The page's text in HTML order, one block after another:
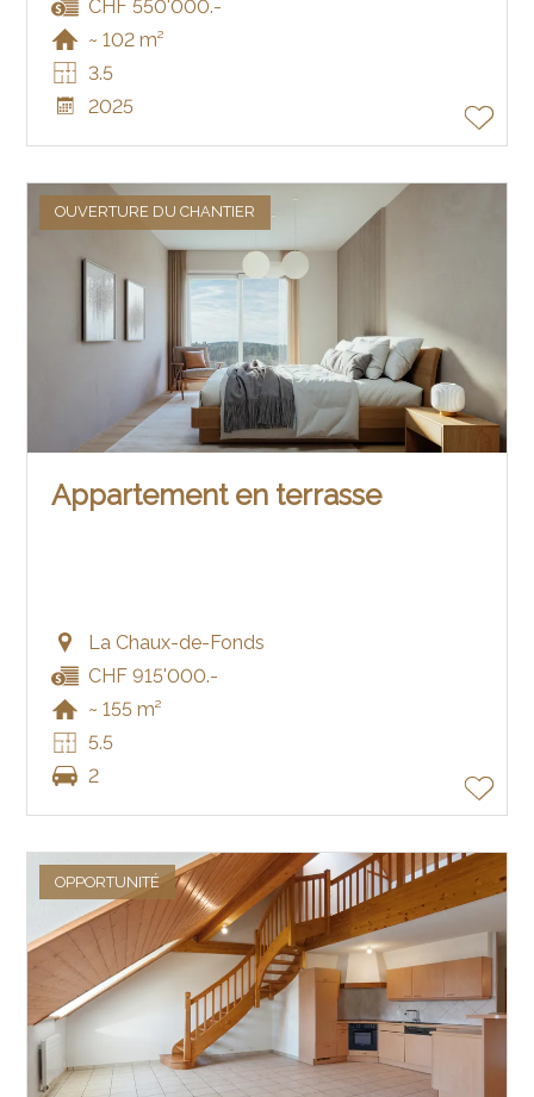
CHF 550'000.-
~ 102 m²
3.5
2025
OUVERTURE DU CHANTIER
Appartement en terrasse
La Chaux-de-Fonds
CHF 915'000.-
~ 155 m²
5.5
2
OPPORTUNITÉ